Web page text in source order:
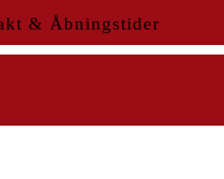
& Åbningstider